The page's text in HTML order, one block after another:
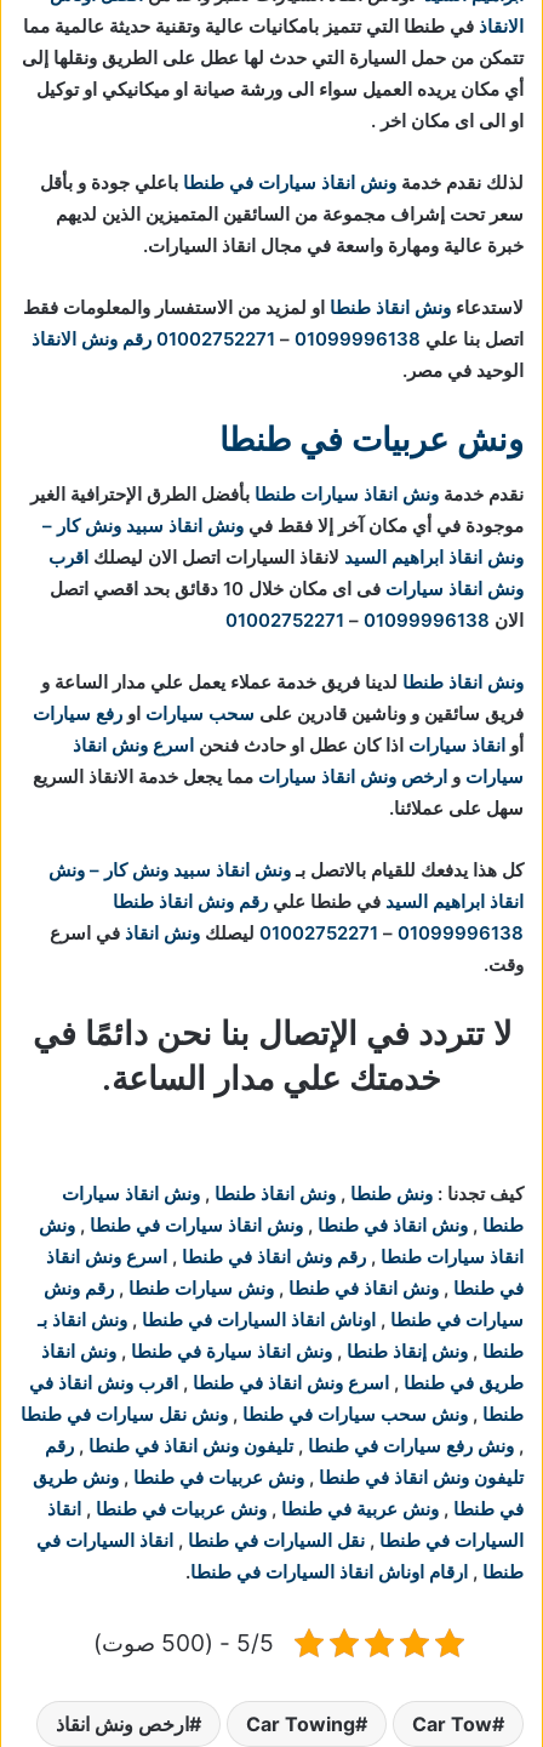
الانقاذ في طنطا التي تتميز بامكانيات عالية وتقنية حديثة عالمية مما
تتمكن من حمل السيارة التي حدث لها عطل على الطريق ونقلها إلى
أي مكان يريده العميل سواء الى ورشة صيانة او ميكانيكي او توكيل
او الى اى مكان اخر .
لذلك نقدم خدمة ونش انقاذ سيارات في طنطا باعلي جودة و بأقل
سعر تحت إشراف مجموعة من السائقين المتميزين الذين لديهم
خبرة عالية ومهارة واسعة في مجال انقاذ السيارات.
لاستدعاء ونش انقاذ طنطا او لمزيد من الاستفسار والمعلومات فقط
اتصل بنا علي 01099996138
–
01002752271 رقم ونش الانقاذ
الوحيد في مصر.
ونش عربيات في طنطا
نقدم خدمة ونش انقاذ سيارات طنطا بأفضل الطرق الإحترافية الغير
موجودة في أي مكان آخر إلا فقط في ونش انقاذ سبيد ونش كار –
ونش انقاذ ابراهيم السيد لانقاذ السيارات اتصل الان ليصلك اقرب
ونش انقاذ سيارات
فى اى مكان خلال 10 دقائق بحد اقصي اتصل
الان 01099996138
–
01002752271
ونش انقاذ طنطا لدينا فريق خدمة عملاء يعمل علي مدار الساعة و
فريق سائقين و وناشين قادرين على سحب سيارات او رفع سيارات
أو انقاذ سيارات اذا كان عطل او حادث فنحن اسرع ونش انقاذ
سيارات و ارخص ونش انقاذ سيارات مما يجعل خدمة الانقاذ السريع
سهل على عملائنا.
كل هذا يدفعك للقيام بالاتصل بـونش انقاذ سبيد ونش كار – ونش
انقاذ ابراهيم السيد في طنطا علي رقم ونش انقاذ طنطا
01099996138
–
01002752271 ليصلك ونش انقاذ في اسرع
وقت.
لا تتردد في الإتصال بنا نحن دائمًا في
خدمتك علي مدار الساعة.
كيف تجدنا : ونش طنطا , ونش انقاذ طنطا , ونش انقاذ سيارات
طنطا , ونش انقاذ في طنطا , ونش انقاذ سيارات في طنطا , ونش
انقاذ سيارات طنطا , رقم ونش انقاذ في طنطا , اسرع ونش انقاذ
في طنطا , ونش انقاذ في طنطا , ونش سيارات طنطا , رقم ونش
سيارات في طنطا , اوناش انقاذ السيارات في طنطا , ونش انقاذ بـ
طنطا , ونش إنقاذ طنطا , ونش انقاذ سيارة في طنطا , ونش انقاذ
طريق في طنطا , اسرع ونش انقاذ في طنطا , اقرب ونش انقاذ في
طنطا , ونش سحب سيارات في طنطا , ونش نقل سيارات في طنطا
, ونش رفع سيارات في طنطا ,تليفون ونش انقاذ في طنطا , رقم
تليفون ونش انقاذ في طنطا , ونش عربيات في طنطا , ونش طريق
في طنطا , ونش عربية في طنطا , ونش عربيات في طنطا , انقاذ
السيارات في طنطا , نقل السيارات في طنطا , انقاذ السيارات في
طنطا , ارقام اوناش انقاذ السيارات في طنطا.
5/5 - (500 صوت)
Car Tow
Car Towing ارخص ونش انقاذ